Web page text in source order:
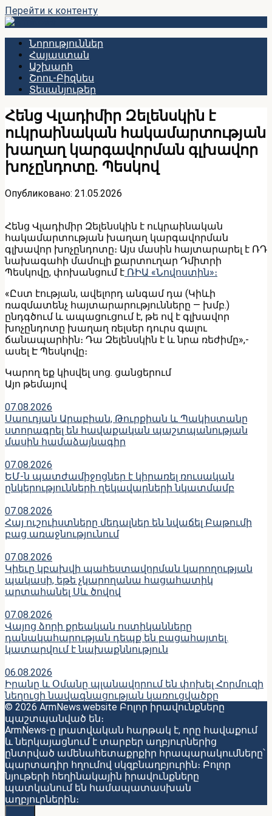
Перейти к контенту
Նորություններ
Հայաստան
Աշխարհ
Շոու-Բիզնես
Տեսանյութեր
Հենց Վլադիմիր Զելենսկին է
ուկրաինական հակամարտության
խաղաղ կարգավորման գլխավոր
խոչընդոտը․ Պեսկով
Опубликовано: 21.05.2026
Հենց Վլադիմիր Զելենսկին է ուկրաինական
հակամարտության խաղաղ կարգավորման
գլխավոր խոչընդոտը։ Այս մասին հայտարարել է ՌԴ
նախագահի մամուլի քարտուղար Դմիտրի
Պեսկովը, փոխանցում է ՌԻԱ «Նովոստին»։
«Ըստ էության, ավելորդ անգամ դա (Կիևի
ռազմատենչ հայտարարությունները — խմբ.)
ընդգծում և ապացուցում է, թե ով է գլխավոր
խոչընդոտը խաղաղ ռելսեր դուրս գալու
ճանապարհին։ Դա Զելենսկին է և նրա ռեժիմը»,-
ասել Է Պեսկովը։
Կարող եք կիսվել սոց․ ցանցերում
Այո թեմայով
07.08.2026
Սաուդյան Արաբիան, Թուրքիան և Պակիստանը
ստորագրել են հավաքական պաշտպանության
մասին համաձայնագիր
07.08.2026
ԵՄ-ն պատժամիջոցներ է կիրառել ռուսական
ընկերությունների ղեկավարների նկատմամբ
07.08.2026
Հայ ուշուիստները մեդալներ են նվաճել Բաթումի
բաց առաջնությունում
07.08.2026
Կիեւը կբախվի պահեստավորման կարողության
պակասի, եթե չկարողանա հացահատիկ
արտահանել Սև ծովով
07.08.2026
Վայոց ձորի քրեական ոստիկանները
դանակահարության դեպք են բացահայտել․
կատարվում է նախաքննություն
06.08.2026
Իրանը և Օմանը պլանավորում են փոխել Հորմուզի
նեղուցի նավագնացության կառուցվածքը
© 2026 ArmNews.website Բոլոր իրավունքները
պաշտպանված են։
ArmNews-ը լրատվական հարթակ է, որը հավաքում
և ներկայացնում է տարբեր աղբյուրներից
ընտրված ամենահետաքրքիր հրապարակումները՝
պարտադիր հղումով սկզբնաղբյուրին։ Բոլոր
նյութերի հեղինակային իրավունքները
պատկանում են համապատասխան
աղբյուրներին։